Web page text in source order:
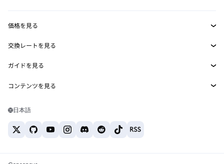
MetaMask Connect
Snaps
Web3サービス
セキュリティ
サポート
キャリア
お問い合わせ
価格を見る
イーサリアムの価格
Solanaの価格
Tetherの価格
交換レートを見る
ETH→USD
USDT→INR
BTC→INR
ETH→USDT
ガイドを見る
ETHの購入
USDTの購入
コンテンツを見る
Solanaウォレット
日本語